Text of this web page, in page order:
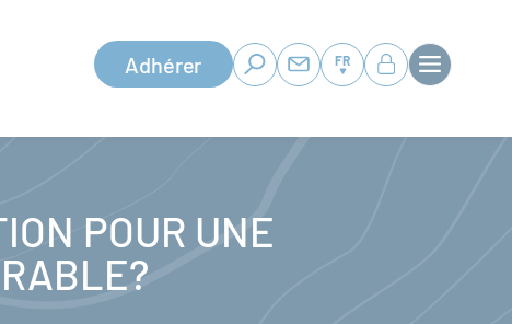
Adhérer FR
POUR UNE